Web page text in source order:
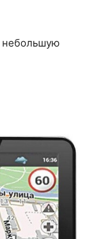
небольшую